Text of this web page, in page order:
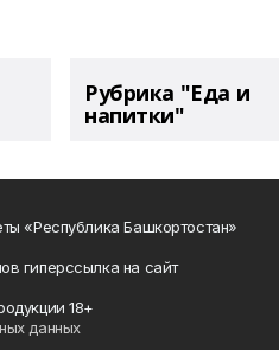
Рубрика "Еда и
напитки"
«Республика Башкортостан»
гиперссылка на сайт
18+
данных